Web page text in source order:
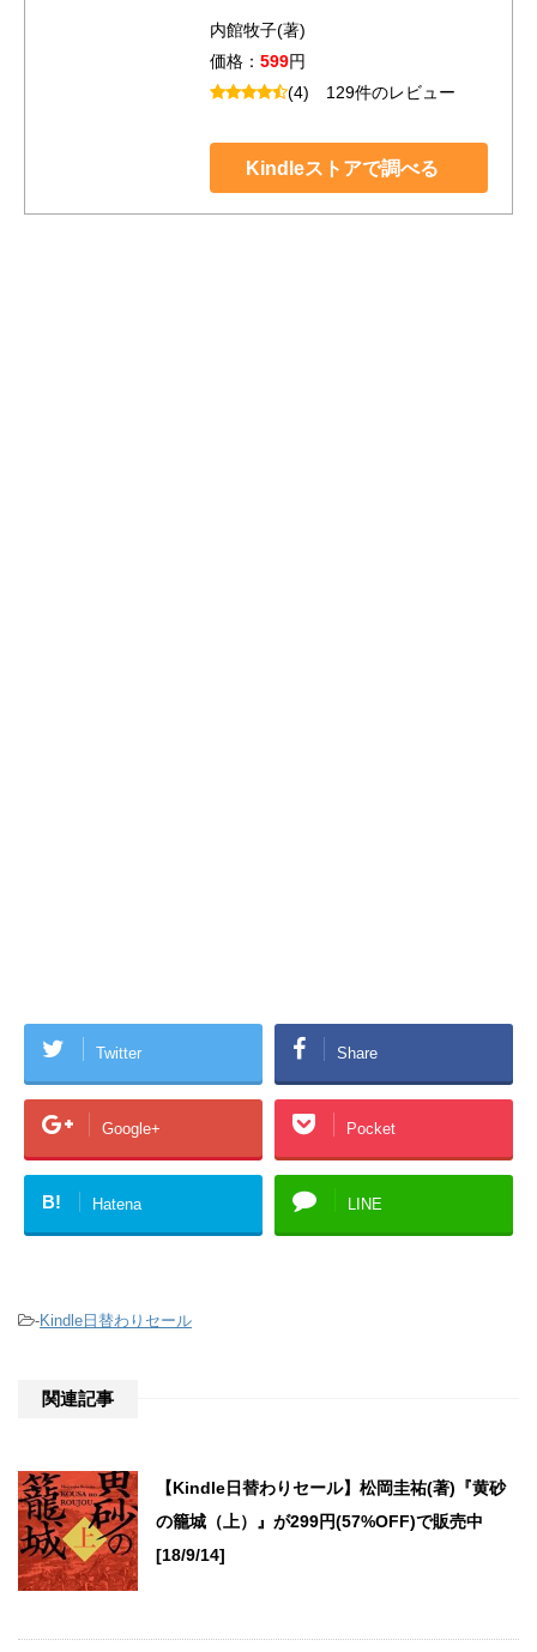
内館牧子(著)
価格： 599円
(4) 129件のレビュー
Kindleストアで調べる
Twitter Share
Google+ Pocket
B! Hatena LINE
-Kindle日替わりセール
関連記事
【Kindle日替わりセール】松岡圭祐(著)『黄砂
の籠城（上）』が299円(57%OFF)で販売中
[18/9/14]